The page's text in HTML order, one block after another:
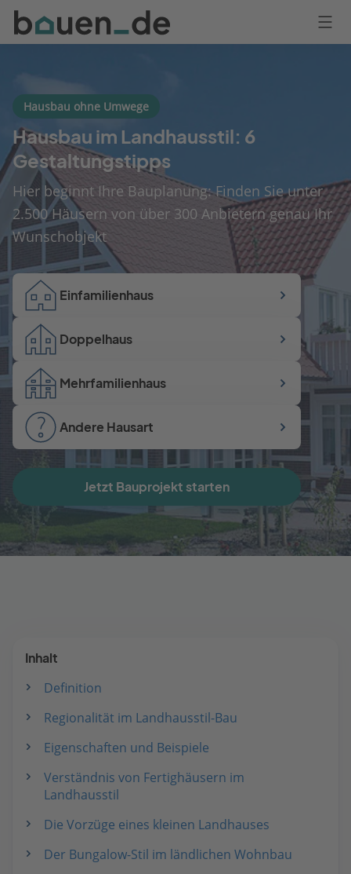
Bauen
Logo
Hausbau ohne Umwege
Hausbau im Landhausstil: 6
Gestaltungstipps
Hier beginnt Ihre Bauplanung: Finden Sie unter
2.500 Häusern von über 300 Anbietern genau Ihr
Wunschobjekt
Einfamilienhaus
Doppelhaus
Mehrfamilienhaus
Andere Hausart
Jetzt Bauprojekt starten
Inhalt
Definition
Regionalität im Landhausstil-Bau
Eigenschaften und Beispiele
Verständnis von Fertighäusern im
Landhausstil
Die Vorzüge eines kleinen Landhauses
Der Bungalow-Stil im ländlichen Wohnbau